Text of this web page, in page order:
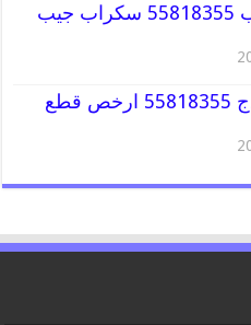
قطع غيار جيب 55818355 سكراب جيب
قطع غيار دودج 55818355 ارخص قطع